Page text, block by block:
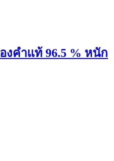
งคำแท้ 96.5 % หนัก